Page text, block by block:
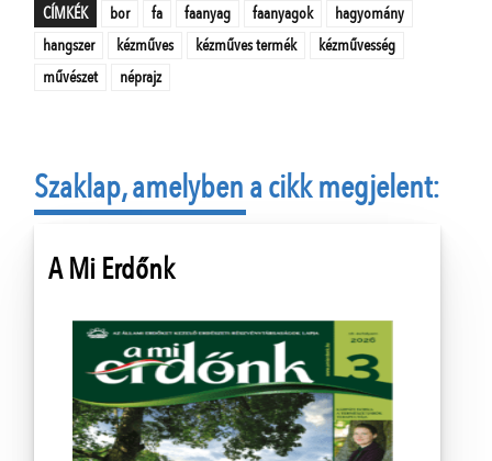
CÍMKÉK bor fa faanyag faanyagok
hagyomány
hangszer
kézműves kézműves termék
kézművesség
művészet
néprajz
Szaklap, amelyben a cikk megjelent:
A Mi Erdőnk